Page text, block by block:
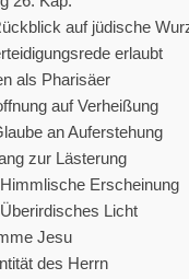
auf jüdische
erlaubt
als Pharisäer
auf Verheißung
an Auferstehung
zur Lästerung
Erscheinung
Licht
Jesu
des Herrn